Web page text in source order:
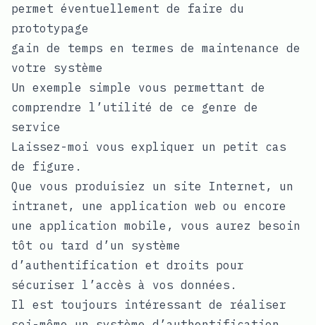
permet éventuellement de faire du
prototypage
gain de temps en termes de maintenance de
votre système
Un exemple simple vous permettant de
comprendre l’utilité de ce genre de
service
Laissez-moi vous expliquer un petit cas
de figure.
Que vous produisiez un site Internet, un
intranet, une application web ou encore
une application mobile, vous aurez besoin
tôt ou tard d’un système
d’authentification et droits pour
sécuriser l’accès à vos données.
Il est toujours intéressant de réaliser